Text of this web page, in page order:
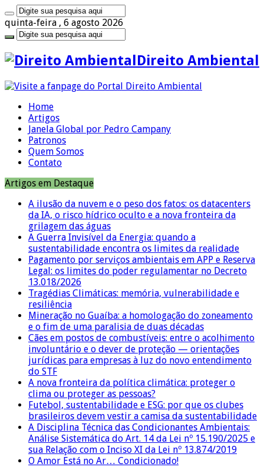
quinta-feira , 6 agosto 2026
Direito Ambiental
Home
Artigos
Janela Global por Pedro Campany
Patronos
Quem Somos
Contato
Artigos em Destaque
A ilusão da nuvem e o peso dos fatos: os datacenters
da IA, o risco hídrico oculto e a nova fronteira da
grilagem das águas
A Guerra Invisível da Energia: quando a
sustentabilidade encontra os limites da realidade
Pagamento por serviços ambientais em APP e Reserva
Legal: os limites do poder regulamentar no Decreto
13.018/2026
Tragédias Climáticas: memória, vulnerabilidade e
resiliência
Mineração no Guaíba: a homologação do zoneamento
e o fim de uma paralisia de duas décadas
Cães em postos de combustíveis: entre o acolhimento
involuntário e o dever de proteção — orientações
jurídicas para empresas à luz do novo entendimento
do STF
A nova fronteira da política climática: proteger o
clima ou proteger as pessoas?
Futebol, sustentabilidade e ESG: por que os clubes
brasileiros devem vestir a camisa da sustentabilidade
A Disciplina Técnica das Condicionantes Ambientais:
Análise Sistemática do Art. 14 da Lei nº 15.190/2025 e
sua Relação com o Inciso XI da Lei nº 13.874/2019
O Amor Está no Ar… Condicionado!